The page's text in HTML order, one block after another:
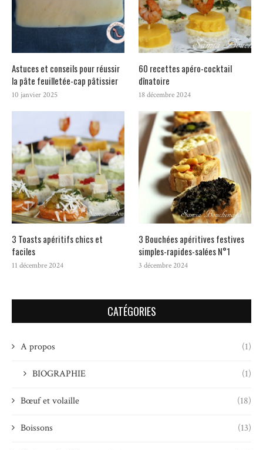
Astuces et conseils pour réussir
la pâte feuilletée-cap pâtissier
10 janvier 2025
60 recettes apéro-cocktail
dînatoire
18 décembre 2024
3 Toasts apéritifs chics et
faciles
11 décembre 2024
3 Bouchées apéritives festives
simples-rapides-salées N°1
3 décembre 2024
CATÉGORIES
A propos (1)
BIOGRAPHIE (1)
Bœuf et volaille (18)
Boissons (13)